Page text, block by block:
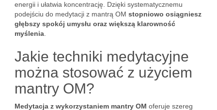
energii i ułatwia koncentrację. Dzięki systematycznemu
podejściu do medytacji z mantrą OM stopniowo osiągniesz
głębszy spokój umysłu oraz większą klarowność
myślenia
Jakie techniki medytacyjne
można stosować z użyciem
mantry OM?
Medytacja z wykorzystaniem mantry OM oferuje szereg